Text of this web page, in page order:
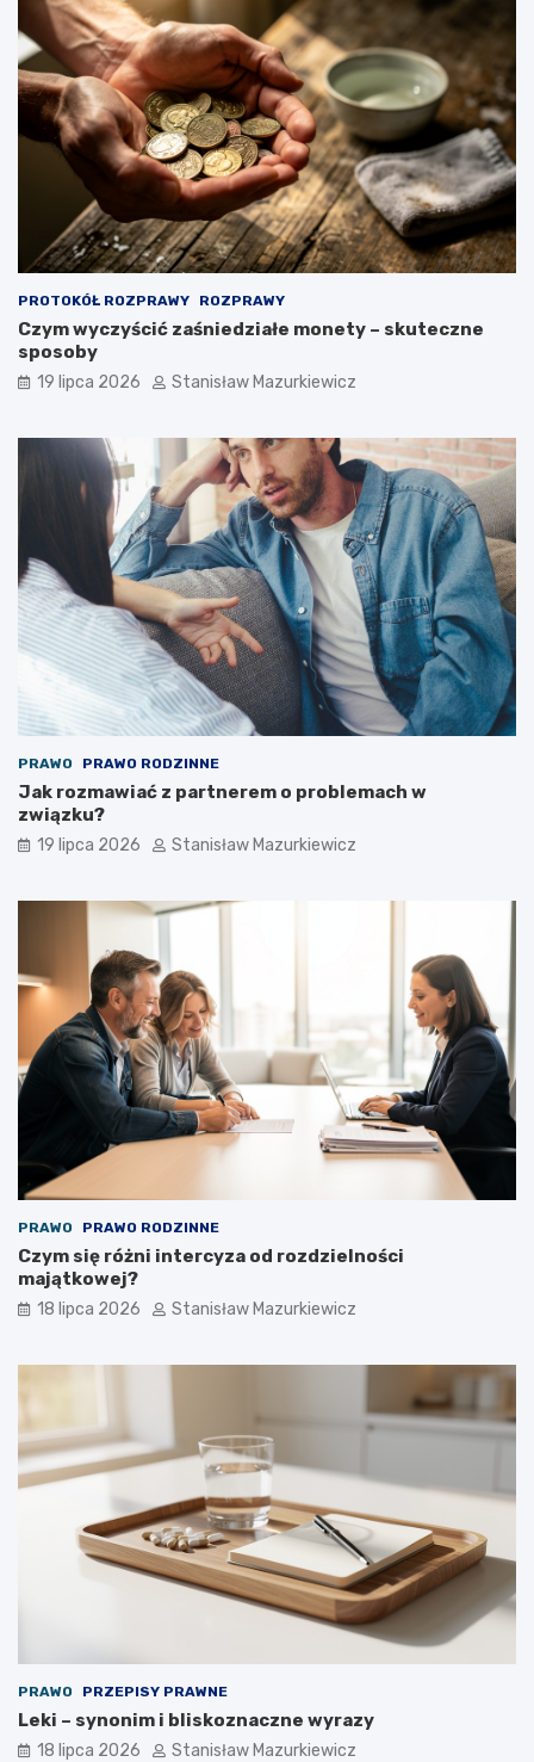
PROTOKÓŁ ROZPRAWY ROZPRAWY
Czym wyczyścić zaśniedziałe monety – skuteczne
sposoby
19 lipca 2026 Stanisław Mazurkiewicz
PRAWO PRAWO RODZINNE
Jak rozmawiać z partnerem o problemach w
związku?
19 lipca 2026 Stanisław Mazurkiewicz
PRAWO PRAWO RODZINNE
Czym się różni intercyza od rozdzielności
majątkowej?
18 lipca 2026 Stanisław Mazurkiewicz
PRAWO PRZEPISY PRAWNE
Leki – synonim i bliskoznaczne wyrazy
18 lipca 2026 Stanisław Mazurkiewicz